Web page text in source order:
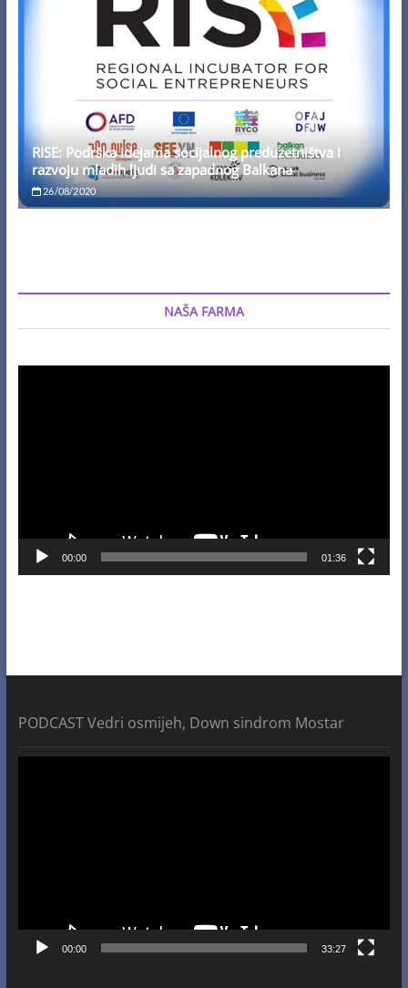
RISE: Podrška idejama socijalnog preduzetništva i
razvoju mladih ljudi sa zapadnog Balkana
26/08/2020
NAŠA FARMA
00:00 01:36
PODCAST Vedri osmijeh, Down sindrom Mostar
00:00 33:27